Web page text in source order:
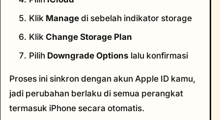
Klik Manage di sebelah indikator storage
Klik Change Storage Plan
Pilih Downgrade Options lalu konfirmasi
Proses ini sinkron dengan akun Apple ID kamu,
jadi perubahan berlaku di semua perangkat
termasuk iPhone secara otomatis.